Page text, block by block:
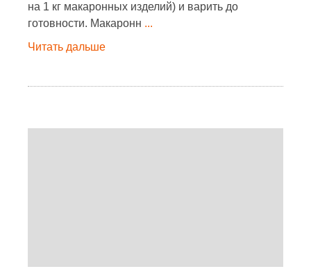
на 1 кг макаронных изделий) и варить до
готовности. Макаронн ...
Читать дальше